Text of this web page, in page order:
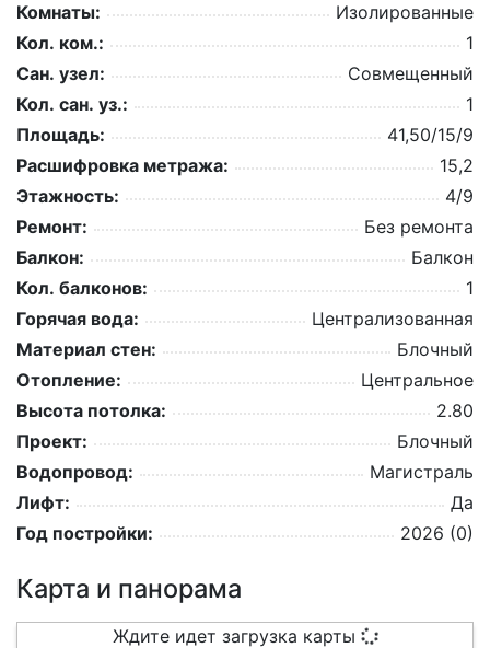
Комнаты:
Изолированные
Кол. ком.:
1
Сан. узел:
Совмещенный
Кол. сан. уз.:
1
Площадь:
41,50/15/9
Расшифровка метража:
15,2
Этажность:
4/9
Ремонт:
Без ремонта
Балкон:
Балкон
Кол. балконов:
1
Горячая вода:
Централизованная
Материал стен:
Блочный
Отопление:
Центральное
Высота потолка:
2.80
Проект:
Блочный
Водопровод:
Магистраль
Лифт:
Да
Год постройки:
2026 (0)
Карта и панорама
Ждите идет загрузка карты